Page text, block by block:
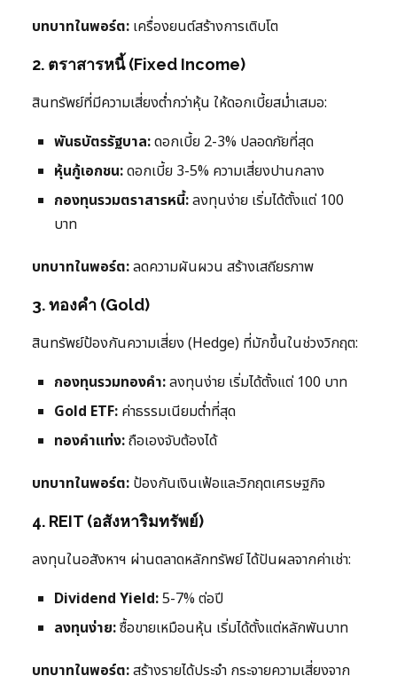
บทบาทในพอร์ต: เครื่องยนต์สร้างการเติบโต
2. ตราสารหนี้ (Fixed Income)
สินทรัพย์ที่มีความเสี่ยงต่ำกว่าหุ้น ให้ดอกเบี้ยสม่ำเสมอ:
พันธบัตรรัฐบาล:ดอกเบี้ย 2-3% ปลอดภัยที่สุด
หุ้นกู้เอกชน:ดอกเบี้ย 3-5% ความเสี่ยงปานกลาง
กองทุนรวมตราสารหนี้:ลงทุนง่าย เริ่มได้ตั้งแต่ 100
บาท
บทบาทในพอร์ต:ลดความผันผวน สร้างเสถียรภาพ
3. ทองคำ (Gold)
สินทรัพย์ป้องกันความเสี่ยง (Hedge) ที่มักขึ้นในช่วงวิกฤต:
กองทุนรวมทองคำ:ลงทุนง่าย เริ่มได้ตั้งแต่ 100 บาท
Gold ETF: ค่าธรรมเนียมต่ำที่สุด
ทองคำแท่ง:ถือเองจับต้องได้
บทบาทในพอร์ต: ป้องกันเงินเฟ้อและวิกฤตเศรษฐกิจ
4. REIT (อสังหาริมทรัพย์)
ลงทุนในอสังหาฯ ผ่านตลาดหลักทรัพย์ ได้ปันผลจากค่าเช่า:
Dividend Yield:5-7% ต่อปี
ลงทุนง่าย:ซื้อขายเหมือนหุ้น เริ่มได้ตั้งแต่หลักพันบาท
บทบาทในพอร์ต:สร้างรายได้ประจำ กระจายความเสี่ยงจาก